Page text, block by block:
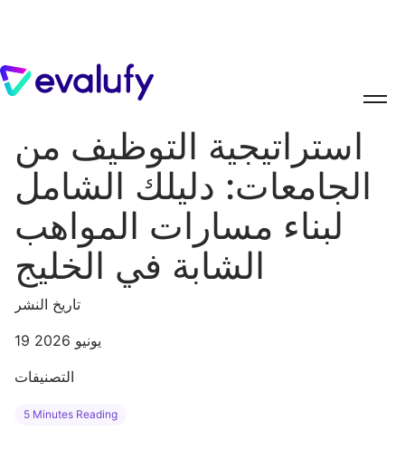
استراتيجية التوظيف من
الجامعات: دليلك الشامل
لبناء مسارات المواهب
الشابة في الخليج
تاريخ النشر
19 يونيو 2026
التصنيفات
5 Minutes Reading